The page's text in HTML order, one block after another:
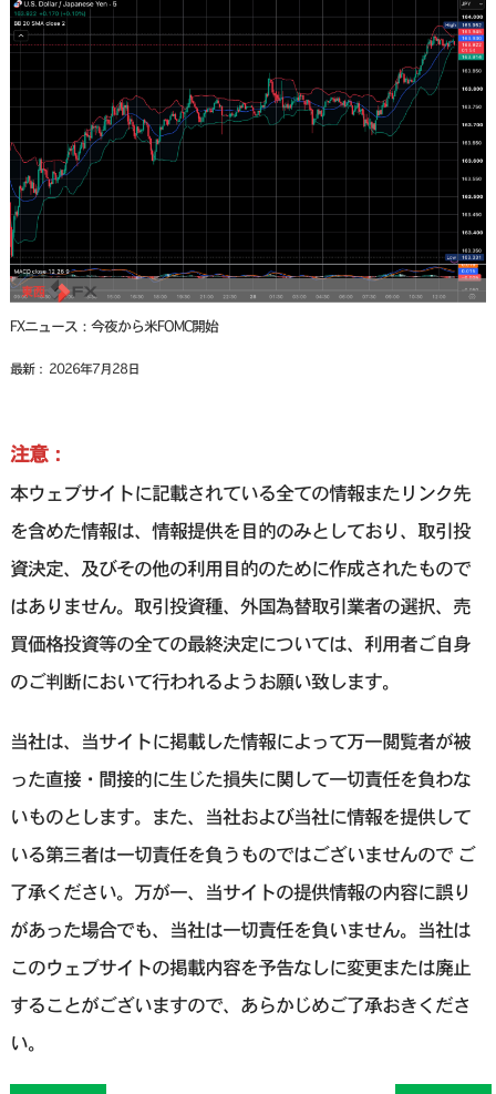
FXニュース：今夜から米FOMC開始
最新： 2026年7月28日
注意：
本ウェブサイトに記載されている全ての情報またリンク先
を含めた情報は、情報提供を目的のみとしており、取引投
資決定、及びその他の利用目的のために作成されたもので
はありません。取引投資種、外国為替取引業者の選択、売
買価格投資等の全ての最終決定については、利用者ご自身
のご判断において行われるようお願い致します。
当社は、当サイトに掲載した情報によって万一閲覧者が被
った直接・間接的に生じた損失に関して一切責任を負わな
いものとします。また、当社および当社に情報を提供して
いる第三者は一切責任を負うものではございませんので ご
了承ください。万が一、当サイトの提供情報の内容に誤り
があった場合でも、当社は一切責任を負いません。当社は
このウェブサイトの掲載内容を予告なしに変更または廃止
することがございますので、あらかじめご了承おきくださ
い。